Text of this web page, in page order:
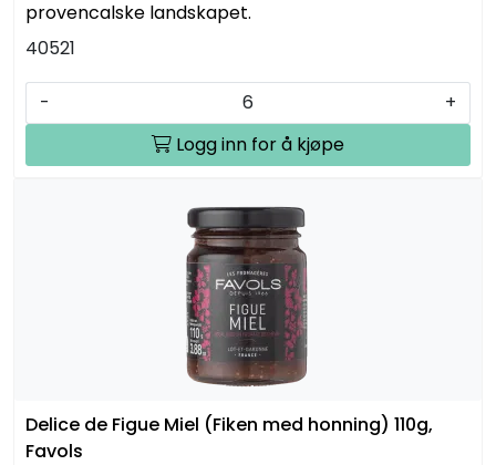
provencalske landskapet.
40521
-
+
Logg inn for å kjøpe
Delice de Figue Miel (Fiken med honning) 110g,
Favols